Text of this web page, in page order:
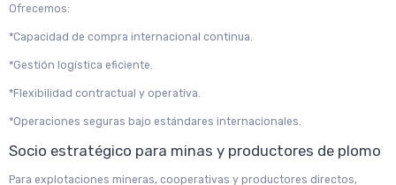
Ofrecemos:
*Capacidad de compra internacional continua.
*Gestión logística eficiente.
*Flexibilidad contractual y operativa.
*Operaciones seguras bajo estándares internacionales.
Socio estratégico para minas y productores de plomo
Para explotaciones mineras, cooperativas y productores directos,